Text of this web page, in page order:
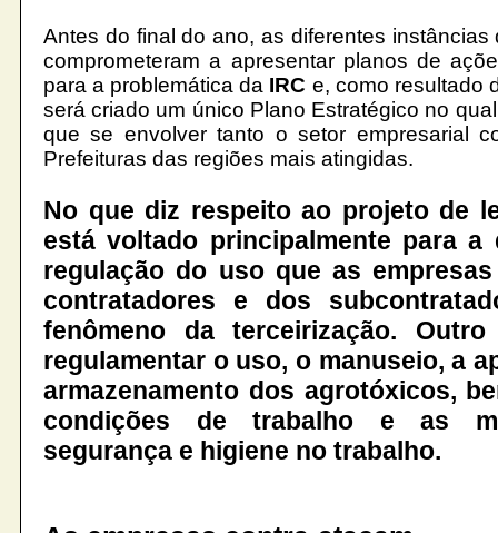
Antes do final do ano, as diferentes instâncias
comprometeram a apresentar planos de
para a problemática da IRC e, como resultado
será criado um único Plano Estratégico no
que se envolver tanto o setor empresarial
Prefeituras das regiões mais atingidas.
No que diz respeito ao projeto de
está voltado principalmente para a
regulação do uso que as
contratadores e dos
fenômeno da terceirização.
regulamentar o uso, o manuseio, a
armazenamento dos agrotóxicos,
condições de trabalho e as
segurança e higiene no trabalho.